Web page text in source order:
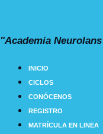
contenido
"Academia
INICIO
CICLOS
CONÓCENOS
REGISTRO
MATRÍCULA EN LINEA